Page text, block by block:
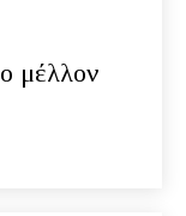
μέλλον